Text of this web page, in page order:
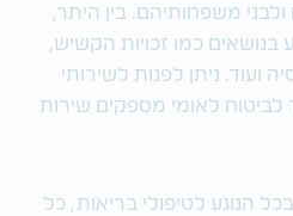
ולבני משפחותיהם. בין היתר,
כמו זכויות הקשיש,
ועוד. ניתן לפנות לשירותי
לאומי מספקים שירות
בכל הנוגע לטיפולי בריאות, כל